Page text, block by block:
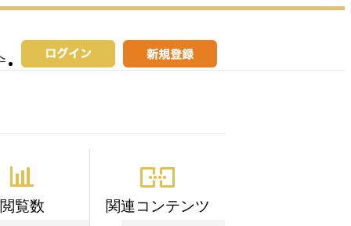
閲覧数 関連コンテンツ